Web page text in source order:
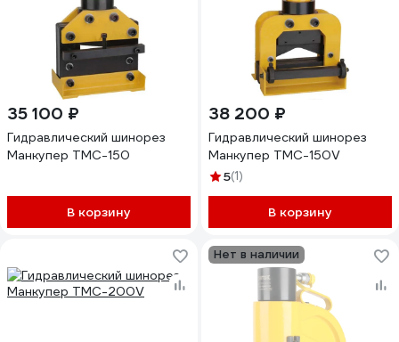
35 100 ₽
Гидравлический шинорез
Манкупер TMC-150
В корзину
38 200 ₽
Гидравлический шинорез
Манкупер TMC-150V
5(1)
В корзину
Нет в наличии